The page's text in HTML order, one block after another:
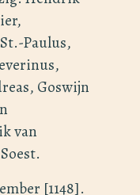
Paulus,
Goswijn
van
[1148].